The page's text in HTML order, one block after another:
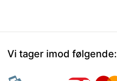
Vi tager imod følgende: